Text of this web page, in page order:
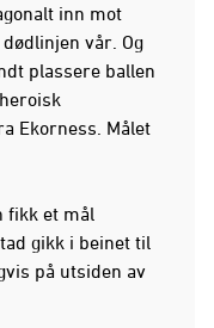
inn mot
vår. Og
plassere ballen
Ekorness. Målet
fikk et mål
gikk i beinet til
på utsiden av